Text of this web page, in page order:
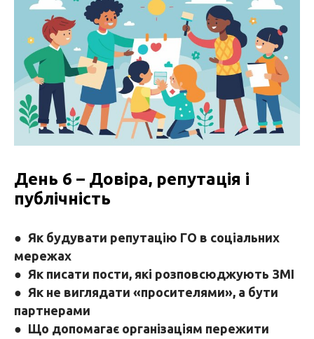
День 6 – Довіра, репутація і
публічність
● Як будувати репутацію ГО в соціальних
мережах
● Як писати пости, які розповсюджують ЗМІ
● Як не виглядати «просителями», а бути
партнерами
● Що допомагає організаціям пережити